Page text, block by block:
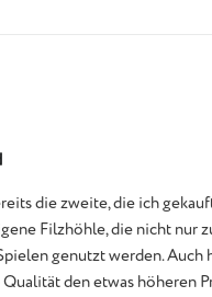
5 out of 5 stars
die zweite, die ich
Filzhöhle, die nicht nur
genutzt werden. Auch
Qualität den etwas höheren